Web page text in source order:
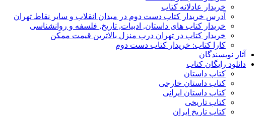
خریدار عادلانه کتاب
آدرس خریدار کتاب دست دوم در میدان انقلاب و سایر نقاط تهران
خریدار کتاب های داستان, ادبیات, تاریخ, فلسفه و روانشناسی
خریدار کتاب در تهران درب منزل بالاترین قیمت ممکن
کارا کتاب: خریدار کتاب دست دوم
آثار نویسندگان
دانلود رایگان کتاب
کتاب داستان
کتاب داستان خارجی
کتاب داستان ایرانی
کتاب تاریخی
کتاب تاریخ ایران